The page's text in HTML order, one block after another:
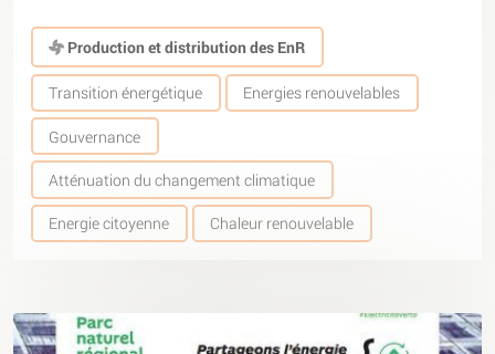
Production et distribution des EnR
Transition énergétique Energies renouvelables
Gouvernance
Atténuation du changement climatique
Energie citoyenne Chaleur renouvelable